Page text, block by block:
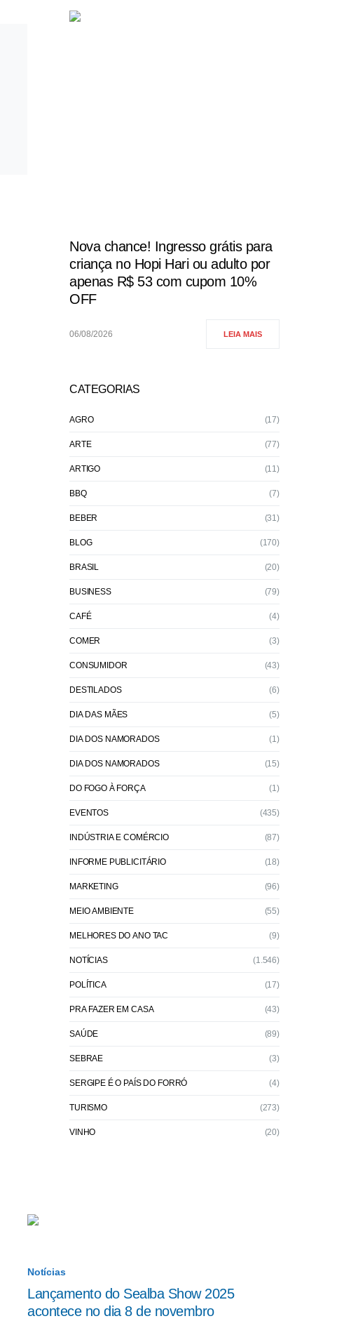
Nova chance! Ingresso grátis para
criança no Hopi Hari ou adulto por
apenas R$ 53 com cupom 10%
OFF
06/08/2026 LEIA MAIS
CATEGORIAS
AGRO (17)
ARTE (77)
ARTIGO (11)
BBQ (7)
BEBER (31)
BLOG (170)
BRASIL (20)
BUSINESS (79)
CAFÉ (4)
COMER (3)
CONSUMIDOR (43)
DESTILADOS (6)
DIA DAS MÃES (5)
DIA DOS NAMORADOS (1)
DIA DOS NAMORADOS (15)
DO FOGO À FORÇA (1)
EVENTOS (435)
INDÚSTRIA E COMÉRCIO (87)
INFORME PUBLICITÁRIO (18)
MARKETING (96)
MEIO AMBIENTE (55)
MELHORES DO ANO TAC (9)
NOTÍCIAS (1.546)
POLÍTICA (17)
PRA FAZER EM CASA (43)
SAÚDE (89)
SEBRAE (3)
SERGIPE É O PAÍS DO FORRÓ (4)
TURISMO (273)
VINHO (20)
Notícias
Lançamento do Sealba Show 2025
acontece no dia 8 de novembro